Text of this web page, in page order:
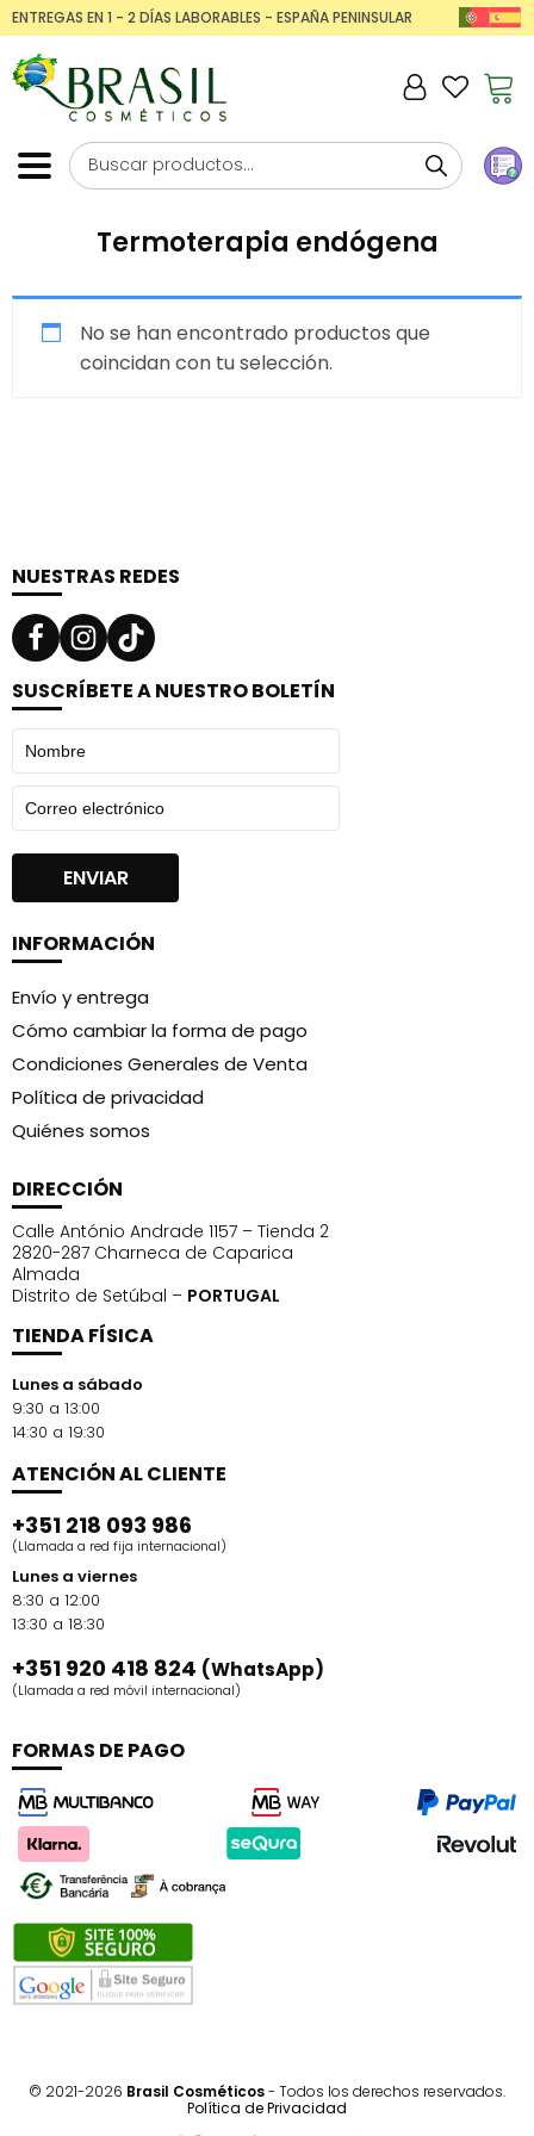
ENTREGAS EN 1 - 2 DÍAS LABORABLES - ESPAÑA PENINSULAR
Termoterapia endógena
No se han encontrado productos que
coincidan con tu selección.
NUESTRAS REDES
SUSCRÍBETE A NUESTRO BOLETÍN
INFORMACIÓN
Envío y entrega
Cómo cambiar la forma de pago
Condiciones Generales de Venta
Política de privacidad
Quiénes somos
DIRECCIÓN
Calle António Andrade 1157 – Tienda 2
2820-287 Charneca de Caparica
Almada
Distrito de Setúbal – PORTUGAL
TIENDA FÍSICA
Lunes a sábado
9:30 a 13:00
14:30 a 19:30
ATENCIÓN AL CLIENTE
+351 218 093 986
(Llamada a red fija internacional)
Lunes a viernes
8:30 a 12:00
13:30 a 18:30
+351 920 418 824 (WhatsApp)
(Llamada a red móvil internacional)
FORMAS DE PAGO
© 2021-2026 Brasil Cosméticos- Todos los derechos reservados.
Política de Privacidad